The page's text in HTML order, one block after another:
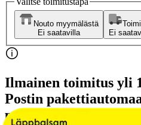
Nouto myymälästä
Ei saatavilla
Ei
Ilmainen toimitus yli
Postin
palvelupisteeseen!